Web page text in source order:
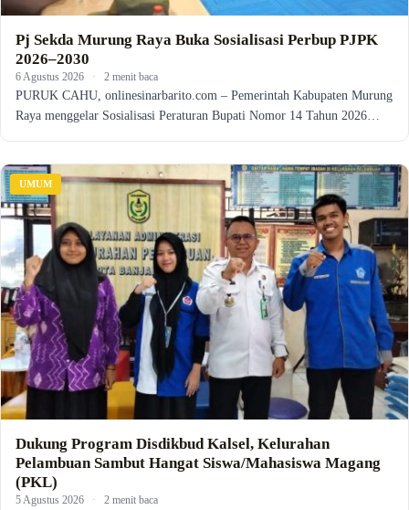
Pj Sekda Murung Raya Buka Sosialisasi Perbup PJPK
2026–2030
6 Agustus 2026 · 2 menit baca
PURUK CAHU, onlinesinarbarito.com – Pemerintah Kabupaten Murung
Raya menggelar Sosialisasi Peraturan Bupati Nomor 14 Tahun 2026…
UMUM
Dukung Program Disdikbud Kalsel, Kelurahan
Pelambuan Sambut Hangat Siswa/Mahasiswa Magang
(PKL)
5 Agustus 2026 · 2 menit baca